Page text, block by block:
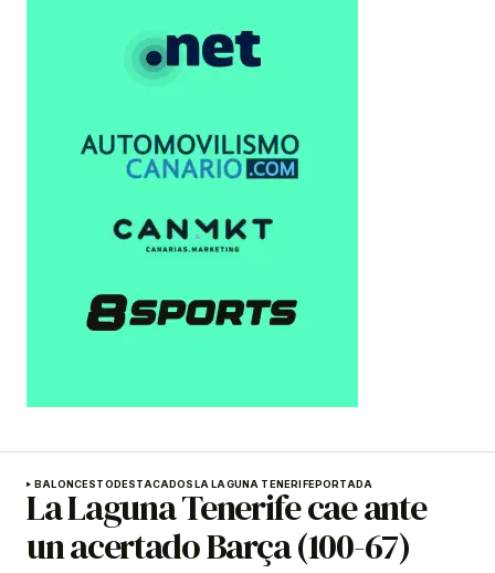
BALONCESTO DESTACADOS LA LAGUNA TENERIFEPORTADA
La Laguna Tenerife cae ante
un acertado Barça (100-67)